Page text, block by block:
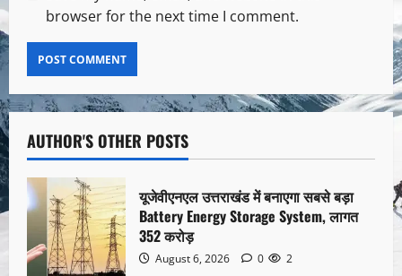
browser for the next time I comment.
AUTHOR'S OTHER POSTS
यूजेवीएनएल उत्तराखंड में बनाएगा सबसे बड़ा
Battery Energy Storage System, लागत
352 करोड़
August 6, 2026 0 2